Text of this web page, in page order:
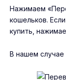
Нажимаем
кошельков.
купить,
В нашем